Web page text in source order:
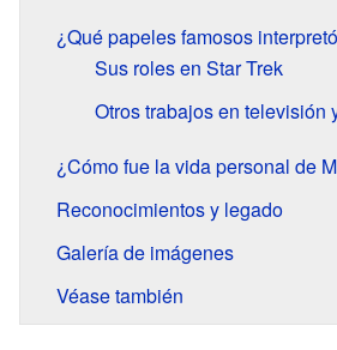
¿Qué papeles famosos
Sus roles en Star Trek
Otros trabajos en televisión
¿Cómo fue la vida personal de
Reconocimientos y legado
Galería de imágenes
Véase también